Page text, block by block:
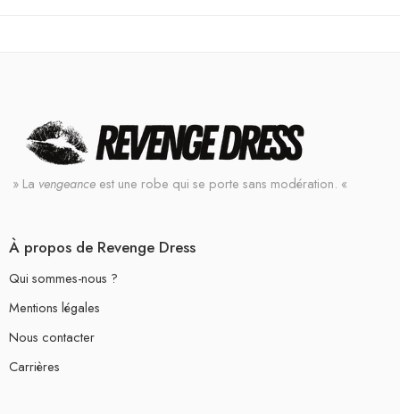
» La vengeance est une robe qui se porte sans modération. «
À propos de Revenge Dress
Qui sommes-nous ?
Mentions légales
Nous contacter
Carrières